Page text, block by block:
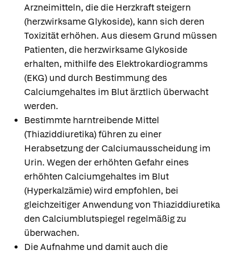
Arzneimitteln, die die Herzkraft steigern
(herzwirksame Glykoside), kann sich deren
Toxizität erhöhen. Aus diesem Grund müssen
Patienten, die herzwirksame Glykoside
erhalten, mithilfe des Elektrokardiogramms
(EKG) und durch Bestimmung des
Calciumgehaltes im Blut ärztlich überwacht
werden.
Bestimmte harntreibende Mittel
(Thiaziddiuretika) führen zu einer
Herabsetzung der Calciumausscheidung im
Urin. Wegen der erhöhten Gefahr eines
erhöhten Calciumgehaltes im Blut
(Hyperkalzämie) wird empfohlen, bei
gleichzeitiger Anwendung von Thiaziddiuretika
den Calciumblutspiegel regelmäßig zu
überwachen.
Die Aufnahme und damit auch die